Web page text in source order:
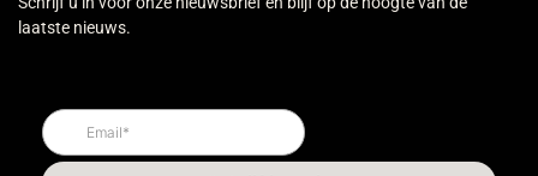
laatste nieuws.